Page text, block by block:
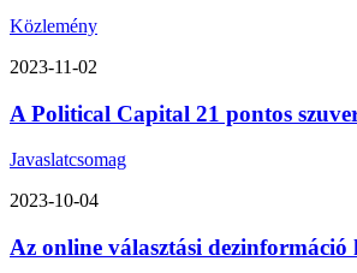
Közlemény
2023-11-02
A Political Capital 21 pontos
Javaslatcsomag
2023-10-04
Az online választási